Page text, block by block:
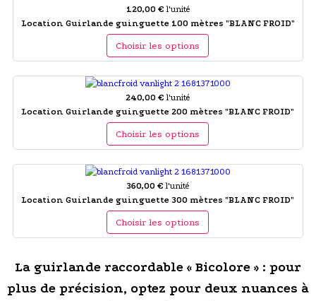
120,00 € l'unité
Location Guirlande guinguette 100 mètres "BLANC FROID"
Choisir les options
240,00 € l'unité
Location Guirlande guinguette 200 mètres "BLANC FROID"
Choisir les options
360,00 € l'unité
Location Guirlande guinguette 300 mètres "BLANC FROID"
Choisir les options
La guirlande raccordable « Bicolore » : pour
plus de précision, optez pour deux nuances à